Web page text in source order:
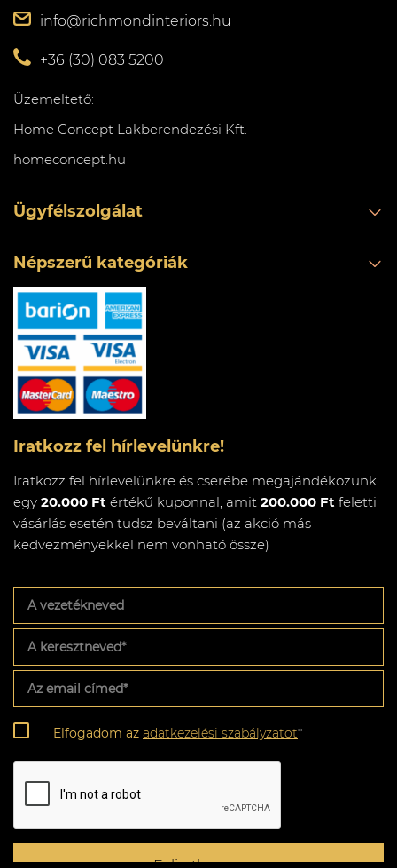
info@richmondinteriors.hu
+36 (30) 083 5200
Üzemeltető:
Home Concept Lakberendezési Kft.
homeconcept.hu
Ügyfélszolgálat
Népszerű kategóriák
Iratkozz fel hírlevelünkre!
Iratkozz fel hírlevelünkre és cserébe megajándékozunk
egy 20.000 Ft értékű kuponnal, amit 200.000 Ft feletti
vásárlás esetén tudsz beváltani (az akció más
kedvezményekkel nem vonható össze)
vezetékneved
keresztneved*
email
címed*
Adatkezelési
szabályzat*
Elfogadom az adatkezelési szabályzatot*
CAPTCHA